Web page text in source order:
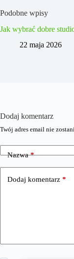
Podobne wpisy
Jak wybrać dobre
22 maja 2026
Dodaj komentarz
Twój adres email nie
Nazwa*
Dodaj komentarz *